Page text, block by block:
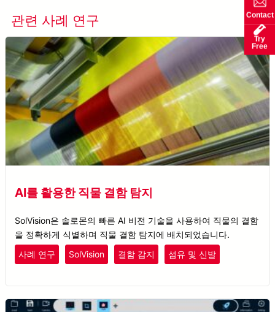
관련 사례 연구 모든 사례 연구 보기
AI를 활용한 직물 결함 탐지
SolVision은 솔로몬의 빠른 AI 비전 기술을 사용하여 직물의 결함
을 정확하게 식별하며 직물 결함 탐지에 배치되었습니다.
사례 연구
SolVision 결함 감지 섬유 및 신발
Contact
Try
Free